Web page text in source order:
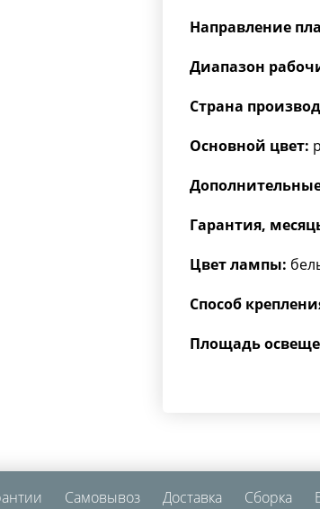
Направление
Диапазон
Страна
Основной цвет:
Гарантия,
Цвет лампы:
Способ
Площадь
Самовывоз Доставка Сборка